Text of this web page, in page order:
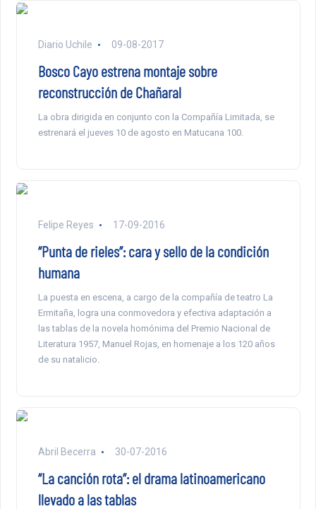
Diario Uchile 09-08-2017
Bosco Cayo estrena montaje sobre
reconstrucción de Chañaral
La obra dirigida en conjunto con la Compañía Limitada, se
estrenará el jueves 10 de agosto en Matucana 100.
Felipe Reyes 17-09-2016
“Punta de rieles”: cara y sello de la condición
humana
La puesta en escena, a cargo de la compañía de teatro La
Ermitaña, logra una conmovedora y efectiva adaptación a
las tablas de la novela homónima del Premio Nacional de
Literatura 1957, Manuel Rojas, en homenaje a los 120 años
de su natalicio.
Abril Becerra 30-07-2016
“La canción rota”: el drama latinoamericano
llevado a las tablas